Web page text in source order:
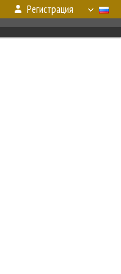
Регистрация